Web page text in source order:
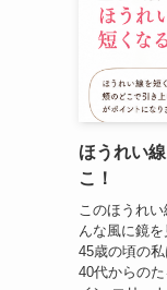
ほうれい
こ！
このほうれ
んな風に鏡
45歳の頃の私
40代からの